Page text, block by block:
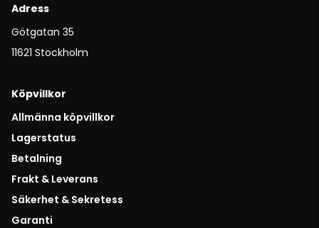
Adress
Götgatan 35
11621 Stockholm
Köpvillkor
Allmänna köpvillkor
Lagerstatus
Betalning
Frakt & Leverans
Säkerhet & Sekretess
Garanti